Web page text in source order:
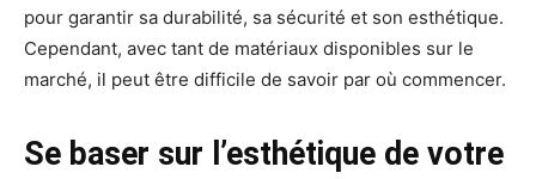
pour garantir sa durabilité, sa sécurité et son esthétique.
Cependant, avec tant de matériaux disponibles sur le
marché, il peut être difficile de savoir par où commencer.
Se baser sur l’esthétique de votre